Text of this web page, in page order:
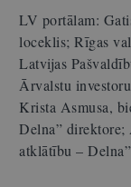
LV portālam:
loceklis; Rīgas
Latvijas
Ārvalstu
Krista Asmusa,
Delna” direktore;
atklātību –